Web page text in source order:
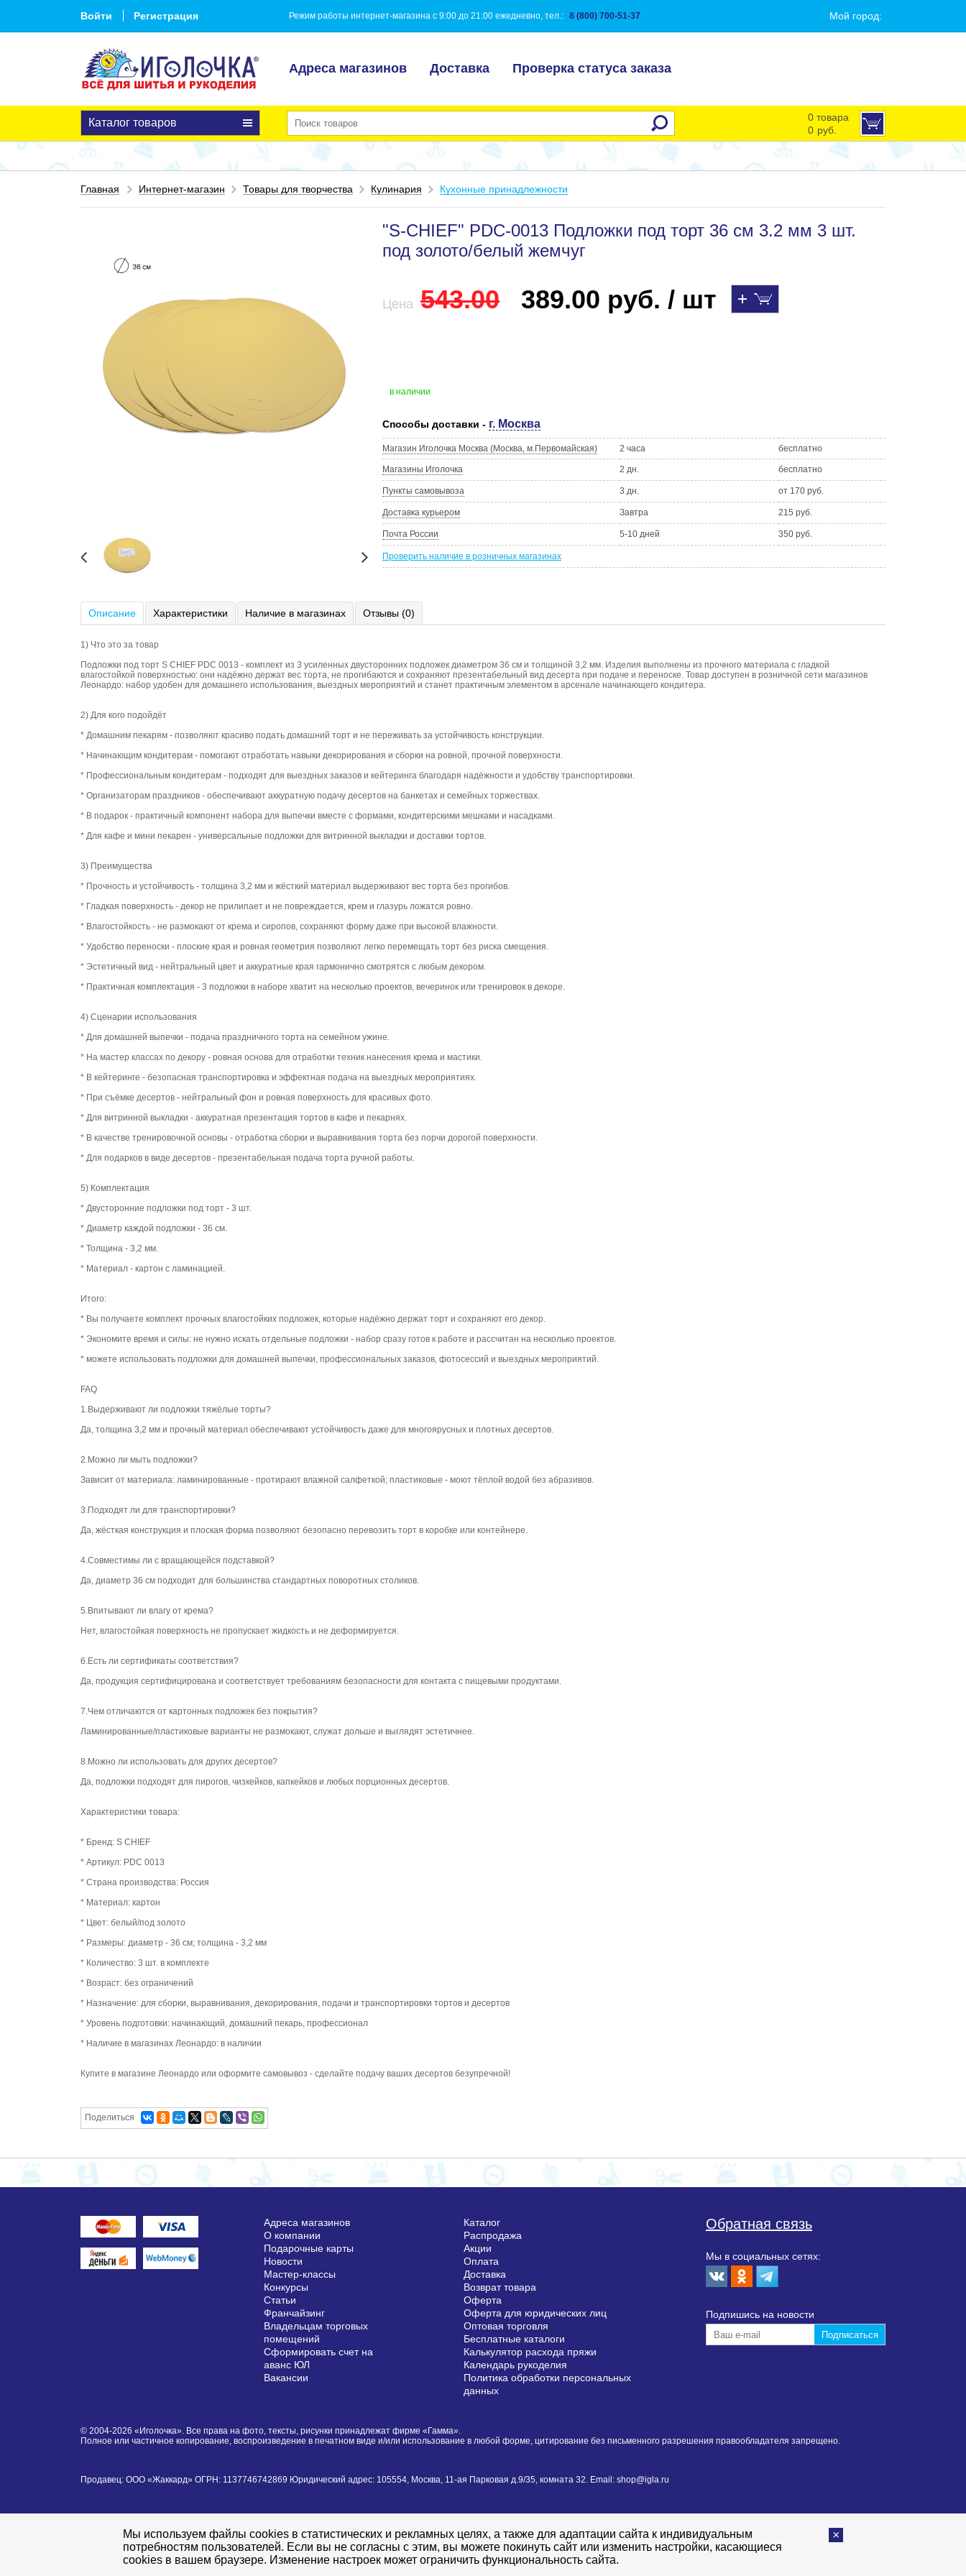
Войти Регистрация Режим работы интернет-магазина с 9:00 до 21:00 ежедневно, тел.: 8 (800) 700-51-37 Мой город:
Адреса магазинов Доставка Проверка статуса заказа
Каталог товаров
0 товара
0 руб.
Главная Интернет-магазин Товары для творчества Кулинария Кухонные принадлежности
"S-CHIEF" PDC-0013 Подложки под торт 36 см 3.2 мм 3 шт.
под золото/белый жемчуг
Цена 543.00 389.00 руб. / шт
в наличии
Способы доставки - г. Москва
Магазин Иголочка Москва (Москва, м.Первомайская) 2 часа бесплатно
Магазины Иголочка 2 дн. бесплатно
Пункты самовывоза 3 дн. от 170 руб.
Доставка курьером Завтра 215 руб.
Почта России 5-10 дней 350 руб.
Проверить наличие в розничных магазинах
Описание Характеристики Наличие в магазинах Отзывы (0)
1) Что это за товар
Подложки под торт S CHIEF PDC 0013 - комплект из 3 усиленных двусторонних подложек диаметром 36 см и толщиной 3,2 мм. Изделия выполнены из прочного материала с гладкой
влагостойкой поверхностью: они надёжно держат вес торта, не прогибаются и сохраняют презентабельный вид десерта при подаче и переноске. Товар доступен в розничной сети магазинов
Леонардо: набор удобен для домашнего использования, выездных мероприятий и станет практичным элементом в арсенале начинающего кондитера.
2) Для кого подойдёт
* Домашним пекарям - позволяют красиво подать домашний торт и не переживать за устойчивость конструкции.
* Начинающим кондитерам - помогают отработать навыки декорирования и сборки на ровной, прочной поверхности.
* Профессиональным кондитерам - подходят для выездных заказов и кейтеринга благодаря надёжности и удобству транспортировки.
* Организаторам праздников - обеспечивают аккуратную подачу десертов на банкетах и семейных торжествах.
* В подарок - практичный компонент набора для выпечки вместе с формами, кондитерскими мешками и насадками.
* Для кафе и мини пекарен - универсальные подложки для витринной выкладки и доставки тортов.
3) Преимущества
* Прочность и устойчивость - толщина 3,2 мм и жёсткий материал выдерживают вес торта без прогибов.
* Гладкая поверхность - декор не прилипает и не повреждается, крем и глазурь ложатся ровно.
* Влагостойкость - не размокают от крема и сиропов, сохраняют форму даже при высокой влажности.
* Удобство переноски - плоские края и ровная геометрия позволяют легко перемещать торт без риска смещения.
* Эстетичный вид - нейтральный цвет и аккуратные края гармонично смотрятся с любым декором.
* Практичная комплектация - 3 подложки в наборе хватит на несколько проектов, вечеринок или тренировок в декоре.
4) Сценарии использования
* Для домашней выпечки - подача праздничного торта на семейном ужине.
* На мастер классах по декору - ровная основа для отработки техник нанесения крема и мастики.
* В кейтеринге - безопасная транспортировка и эффектная подача на выездных мероприятиях.
* При съёмке десертов - нейтральный фон и ровная поверхность для красивых фото.
* Для витринной выкладки - аккуратная презентация тортов в кафе и пекарнях.
* В качестве тренировочной основы - отработка сборки и выравнивания торта без порчи дорогой поверхности.
* Для подарков в виде десертов - презентабельная подача торта ручной работы.
5) Комплектация
* Двусторонние подложки под торт - 3 шт.
* Диаметр каждой подложки - 36 см.
* Толщина - 3,2 мм.
* Материал - картон с ламинацией.
Итого:
* Вы получаете комплект прочных влагостойких подложек, которые надёжно держат торт и сохраняют его декор.
* Экономите время и силы: не нужно искать отдельные подложки - набор сразу готов к работе и рассчитан на несколько проектов.
* можете использовать подложки для домашней выпечки, профессиональных заказов, фотосессий и выездных мероприятий.
FAQ
1.Выдерживают ли подложки тяжёлые торты?
Да, толщина 3,2 мм и прочный материал обеспечивают устойчивость даже для многоярусных и плотных десертов.
2.Можно ли мыть подложки?
Зависит от материала: ламинированные - протирают влажной салфеткой; пластиковые - моют тёплой водой без абразивов.
3.Подходят ли для транспортировки?
Да, жёсткая конструкция и плоская форма позволяют безопасно перевозить торт в коробке или контейнере.
4.Совместимы ли с вращающейся подставкой?
Да, диаметр 36 см подходит для большинства стандартных поворотных столиков.
5.Впитывают ли влагу от крема?
Нет, влагостойкая поверхность не пропускает жидкость и не деформируется.
6.Есть ли сертификаты соответствия?
Да, продукция сертифицирована и соответствует требованиям безопасности для контакта с пищевыми продуктами.
7.Чем отличаются от картонных подложек без покрытия?
Ламинированные/пластиковые варианты не размокают, служат дольше и выглядят эстетичнее.
8.Можно ли использовать для других десертов?
Да, подложки подходят для пирогов, чизкейков, капкейков и любых порционных десертов.
Характеристики товара:
* Бренд: S CHIEF
* Артикул: PDC 0013
* Страна производства: Россия
* Материал: картон
* Цвет: белый/под золото
* Размеры: диаметр - 36 см; толщина - 3,2 мм
* Количество: 3 шт. в комплекте
* Возраст: без ограничений
* Назначение: для сборки, выравнивания, декорирования, подачи и транспортировки тортов и десертов
* Уровень подготовки: начинающий, домашний пекарь, профессионал
* Наличие в магазинах Леонардо: в наличии
Купите в магазине Леонардо или оформите самовывоз - сделайте подачу ваших десертов безупречной!
Поделиться
Адреса магазинов
О компании
Подарочные карты
Новости
Мастер-классы
Конкурсы
Статьи
Франчайзинг
Владельцам торговых
помещений
Сформировать счет на
аванс ЮЛ
Вакансии
Каталог
Распродажа
Акции
Оплата
Доставка
Возврат товара
Оферта
Оферта для юридических лиц
Оптовая торговля
Бесплатные каталоги
Калькулятор расхода пряжи
Календарь рукоделия
Политика обработки персональных
данных
Обратная связь
Мы в социальных сетях:
Подпишиcь на новости
© 2004-2026 «Иголочка». Все права на фото, тексты, рисунки принадлежат фирме «Гамма».
Полное или частичное копирование, воспроизведение в печатном виде и/или использование в любой форме, цитирование без письменного разрешения правообладателя запрещено.
Продавец: ООО «Жаккард» ОГРН: 1137746742869 Юридический адрес: 105554, Москва, 11-ая Парковая д.9/35, комната 32. Email: shop@igla.ru
Мы используем файлы cookies в статистических и рекламных целях, а также для адаптации сайта к индивидуальным
потребностям пользователей. Если вы не согласны с этим, вы можете покинуть сайт или изменить настройки, касающиеся
cookies в вашем браузере. Изменение настроек может ограничить функциональность сайта.